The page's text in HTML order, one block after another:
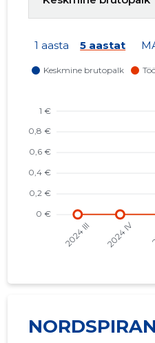
1 aasta 5 aastat